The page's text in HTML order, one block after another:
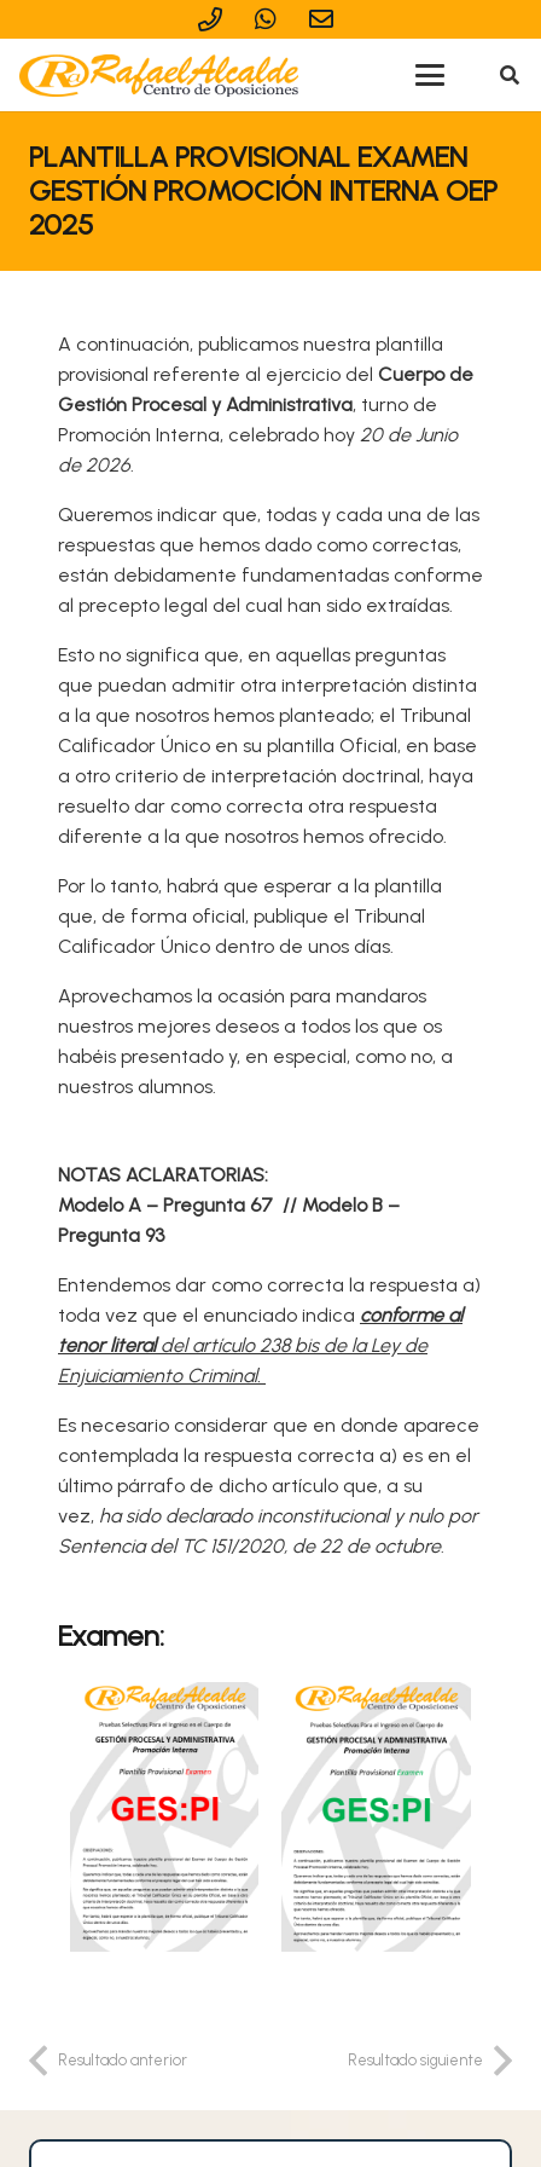
PLANTILLA PROVISIONAL EXAMEN
GESTIÓN PROMOCIÓN INTERNA OEP
2025
A continuación, publicamos nuestra plantilla
provisional referente al ejercicio del Cuerpo de
Gestión Procesal y Administrativa, turno de
Promoción Interna, celebrado hoy 20 de Junio
de 2026.
Queremos indicar que, todas y cada una de las
respuestas que hemos dado como correctas,
están debidamente fundamentadas conforme
al precepto legal del cual han sido extraídas.
Esto no significa que, en aquellas preguntas
que puedan admitir otra interpretación distinta
a la que nosotros hemos planteado; el Tribunal
Calificador Único en su plantilla Oficial, en base
a otro criterio de interpretación doctrinal, haya
resuelto dar como correcta otra respuesta
diferente a la que nosotros hemos ofrecido.
Por lo tanto, habrá que esperar a la plantilla
que, de forma oficial, publique el Tribunal
Calificador Único dentro de unos días.
Aprovechamos la ocasión para mandaros
nuestros mejores deseos a todos los que os
habéis presentado y, en especial, como no, a
nuestros alumnos.
NOTAS ACLARATORIAS:
Modelo A – Pregunta 67 // Modelo B –
Pregunta 93
Entendemos dar como correcta la respuesta a)
toda vez que el enunciado indica conforme al
tenor literaldel artículo 238 bis de la Ley de
Enjuiciamiento Criminal.
Es necesario considerar que en donde aparece
contemplada la respuesta correcta a) es en el
último párrafo de dicho artículo que, a su
vez, ha sido declarado inconstitucional y nulo por
Sentencia del TC 151/2020, de 22 de octubre.
Examen:
Resultado anterior Resultado siguiente